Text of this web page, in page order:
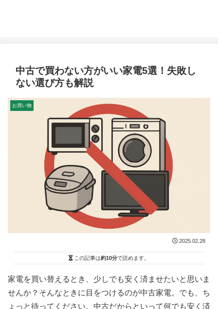
中古で買わない方がいい家電5選！失敗し
ない選び方も解説
お買い物
2025.02.28
この記事は約10分で読めます。
家電を買い替えるとき、少しでも安く済ませたいと思いま
せんか？そんなときに目をつけるのが中古家電。でも、ち
ょっと待ってください。中古だからといって何でも安く済